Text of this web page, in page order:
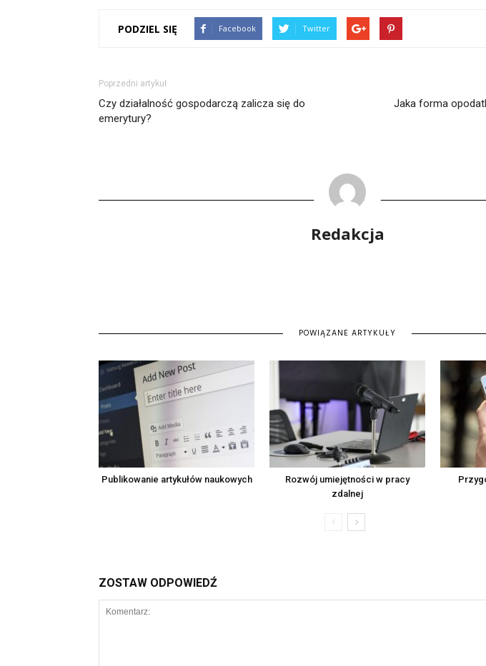
PODZIEL SIĘ Facebook Twitter
Poprzedni artykuł
Czy działalność gospodarczą zalicza się do
emerytury?
Jaka forma
Redakcja
POWIĄZANE ARTYKUŁY
Publikowanie artykułów naukowych
Rozwój umiejętności w pracy
zdalnej
ZOSTAW ODPOWIEDŹ